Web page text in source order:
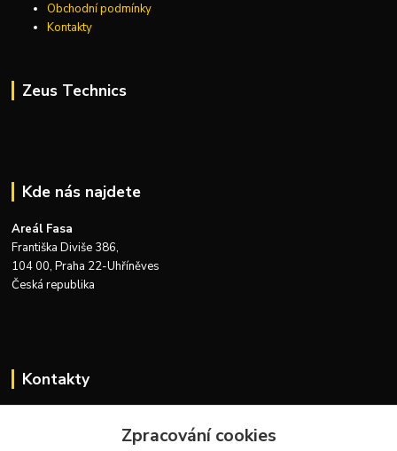
Obchodní podmínky
Kontakty
Zeus Technics
Kde nás najdete
Areál Fasa
Františka Diviše 386,
104 00, Praha 22-Uhříněves
Česká republika
Kontakty
+420 732 915 376Zpracování cookies